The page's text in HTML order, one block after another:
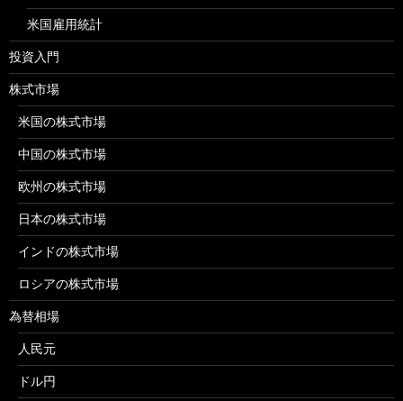
米国雇用統計
投資入門
株式市場
米国の株式市場
中国の株式市場
欧州の株式市場
日本の株式市場
インドの株式市場
ロシアの株式市場
為替相場
人民元
ドル円